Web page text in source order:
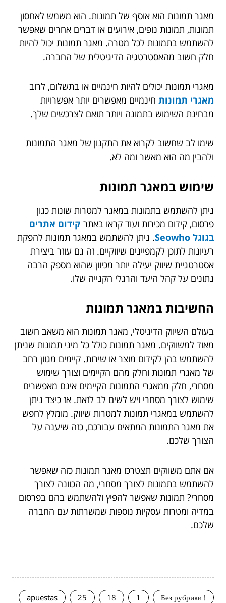
מאגר תמונות הוא אוסף של תמונות. הוא משמש לאחסון
תמונות, תמונות נופים, אירועים או דברים אחרים שאפשר
להשתמש בתמונות לכל מטרה. מאגר תמונות יכול להיות
חלק חשוב מהאסטרטגיה הדיגיטלית של החברה.
מאגרי תמונות יכולים להיות חינמיים או בתשלום, לרוב
מאגרי תמונות חינמיים מאפשרים יותר אפשרויות
מבחינת השימוש בתמונה ויותר תואם לצרכשים שלך.
שימו לב שחשוב לקרוא את התקנון של מאגר התמונות
ולהבין מה הוא מאשר ומה לא.
שימוש במאגר תמונות
ניתן להשתמש בתמונות במאגר למטרות שונות כגון
פרסום, קידום מכירות ועוד קראו באתר קידום אתרים
בגוגל Seowho
. ניתן להשתמש במאגר תמונות להפקת
רעיונות לתוכן לקמפיינים שיווקיים. זה גם עוזר ביצירת
אסטרטגיית שיווק יעילה יותר מכיוון שהוא מספק הרבה
נתונים על קהל היעד והרגלי הקנייה שלו.
החשיבות במאגר תמונות
בעולם השיווק הדיגיטלי, מאגר תמונות הוא משאב חשוב
מאוד למשווקים. מאגר תמונות כולל כל מיני תמונות שניתן
להשתמש בהן לקידום מוצר או שירות. קיימים מגוון רחב
של מאגרי תמונות וחלק מהם הקיימים וצורך שימוש
מסחרי, חלק ממאגרי התמונות הקיימים אינם מאפשרים
שימוש לצורך מסחרי ויש לשים לב לזאת. אז כיצד ניתן
להשתמש במאגרי תמונות למטרות שיווק. מומלץ לחפש
את מאגר התמונות המתאים עבורכם, כזה שיענה על
הצורך שלכם.
אם אתם משווקים תצטרכו מאגר תמונות כזה שאפשר
להשתמש בתמונות לצורך מסחרי, מה הכוונה לצורך
מסחרי? תמונות שאפשר להפיץ ולהשתמש בהם בפרסום
במדיה ומטרות עסקיות נוספות שמשרתות עם החברה
שלכם.
! Без рубрики
1
18
25
apuestas